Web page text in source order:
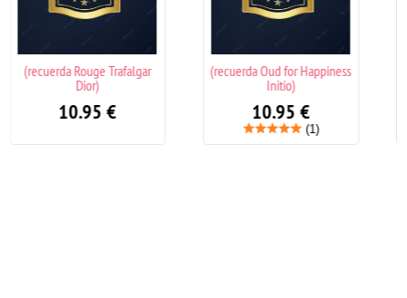
(recuerda Oud for Happiness
10.95
(recuerda Babycat Yves Saint
10.95